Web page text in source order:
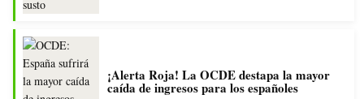
¡Alerta Roja! La OCDE destapa la mayor
caída de ingresos para los españoles